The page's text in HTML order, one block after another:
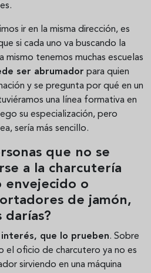
ir en la misma dirección, es
si cada uno va buscando la
mismo tenemos muchas escuelas
ser abrumador para quien
y se pregunta por qué en un
una línea formativa en
su especialización, pero
sería más sencillo.
que no se
a la charcutería
envejecido o
de jamón,
darías?
que lo prueben. Sobre
el oficio de charcutero ya no es
sirviendo en una máquina